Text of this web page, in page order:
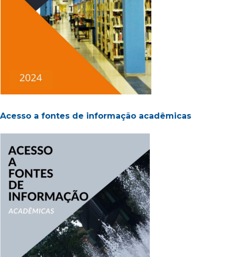
Acesso a fontes de informação acadêmicas